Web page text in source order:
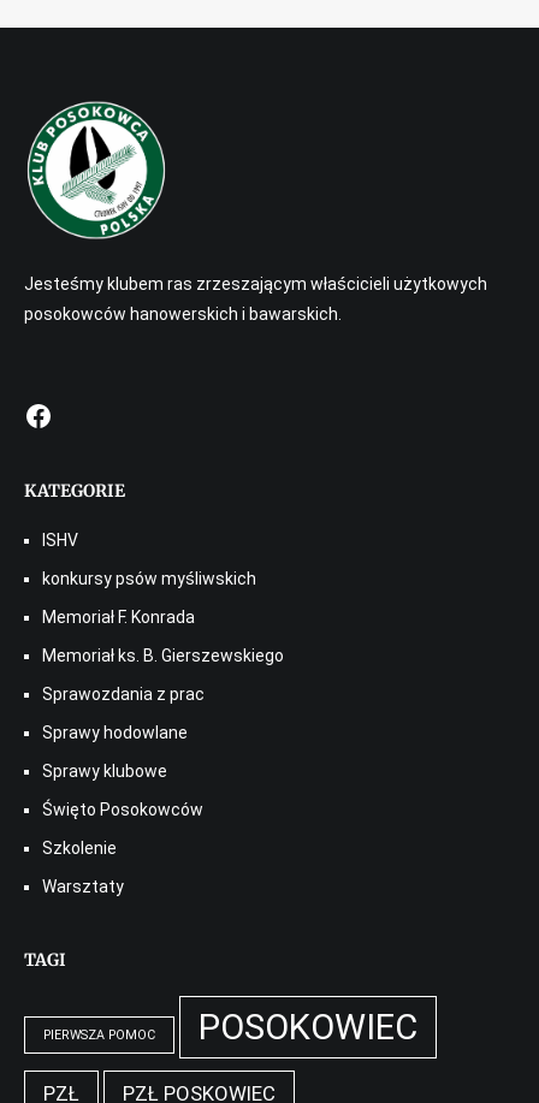
Jesteśmy klubem ras zrzeszającym właścicieli użytkowych
posokowców hanowerskich i bawarskich.
KATEGORIE
ISHV
konkursy psów myśliwskich
Memoriał F. Konrada
Memoriał ks. B. Gierszewskiego
Sprawozdania z prac
Sprawy hodowlane
Sprawy klubowe
Święto Posokowców
Szkolenie
Warsztaty
TAGI
PIERWSZA POMOC POSOKOWIEC
PZŁ PZŁ POSKOWIEC